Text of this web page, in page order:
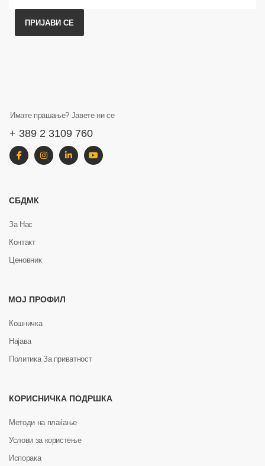
ПРИЈАВИ СЕ
Имате прашање? Јавете ни се
+ 389 2 3109 760
СБДМК
За Нас
Контакт
Ценовник
МОЈ ПРОФИЛ
Кошничка
Најава
Политика За приватност
КОРИСНИЧКА ПОДРШКА
Методи на плаќање
Услови за користење
Испорака